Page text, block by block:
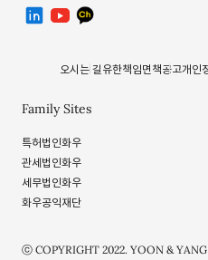
Family Sites
특허법인화우
관세법인화우
세무법인화우
화우공익재단
오시는 길 유한책임면책공고개인
ⓒ COPYRIGHT 2022. YOON & YANG